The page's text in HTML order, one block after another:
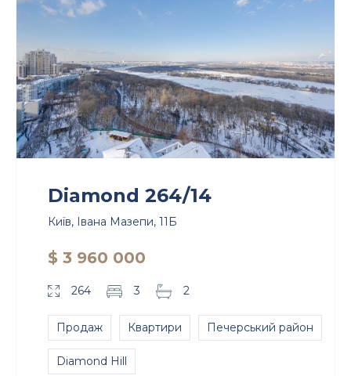
Diamond 264/14
Київ, Івана Мазепи, 11Б
$ 3 960 000
264 3 2
Продаж Квартири Печерський район
Diamond Hill